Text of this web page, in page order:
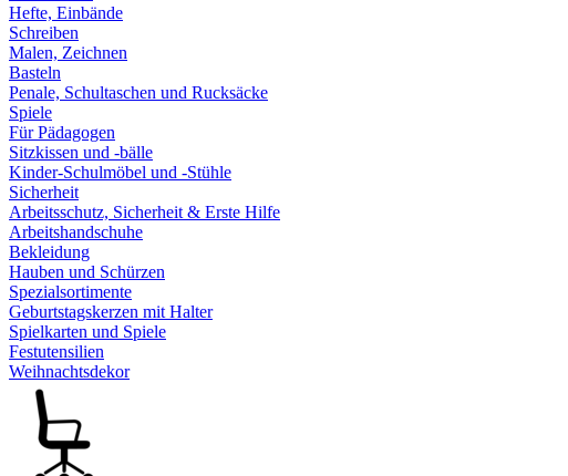
Hefte, Einbände
Schreiben
Malen, Zeichnen
Basteln
Penale, Schultaschen und Rucksäcke
Spiele
Für Pädagogen
Sitzkissen und -bälle
Kinder-Schulmöbel und -Stühle
Sicherheit
Arbeitsschutz, Sicherheit & Erste Hilfe
Arbeitshandschuhe
Bekleidung
Hauben und Schürzen
Spezialsortimente
Geburtstagskerzen mit Halter
Spielkarten und Spiele
Festutensilien
Weihnachtsdekor